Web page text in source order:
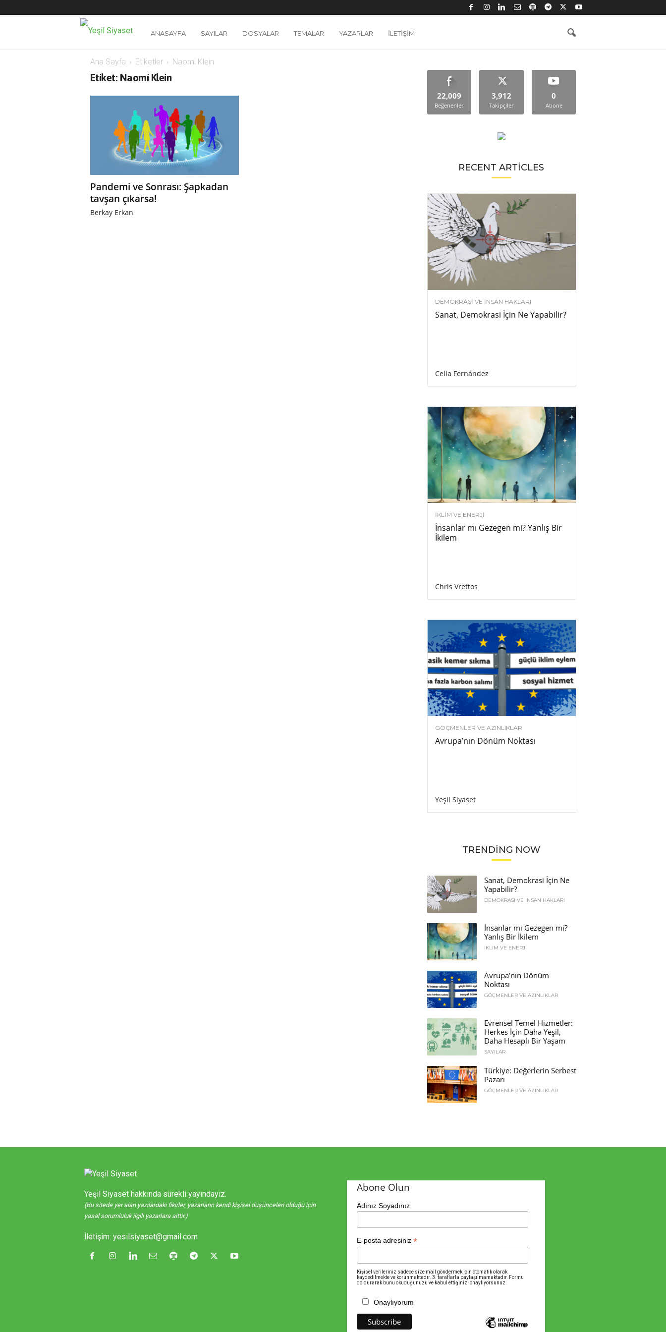
e
ş
l
S
i
y
ANASAYFA SAYILAR DOSYALAR TEMALAR YAZARLAR İLETIŞIM
Ana Sayfa Etiketler Naomi Klein
Etiket: Naomi Klein
Pandemi ve Sonrası: Şapkadan
tavşan çıkarsa!
Berkay Erkan
22,009
Beğenenler
3,912
Takipçiler
0
Abone
RECENT ARTICLES
DEMOKRASI VE İNSAN HAKLARI
Sanat, Demokrasi İçin Ne Yapabilir?
Celia Fernández
İKLIM VE ENERJI
İnsanlar mı Gezegen mi? Yanlış Bir
İkilem
Chris Vrettos
GÖÇMENLER VE AZINLIKLAR
Avrupa’nın Dönüm Noktası
Yeşil Siyaset
TRENDING NOW
Sanat, Demokrasi İçin Ne
Yapabilir?
DEMOKRASI VE İNSAN HAKLARI
İnsanlar mı Gezegen mi?
Yanlış Bir İkilem
İKLIM VE ENERJI
Avrupa’nın Dönüm
Noktası
GÖÇMENLER VE AZINLIKLAR
Evrensel Temel Hizmetler:
Herkes İçin Daha Yeşil,
Daha Hesaplı Bir Yaşam
SAYILAR
Türkiye: Değerlerin Serbest
Pazarı
GÖÇMENLER VE AZINLIKLAR
Yeşil Siyaset hakkında sürekli yayındayız.
(Bu sitede yer alan yazılardaki fikirler, yazarların kendi kişisel düşünceleri olduğu için
yasal sorumluluk ilgili yazarlara aittir.)
İletişim: yesilsiyaset@gmail.com
Abone Olun
Adınız Soyadınız
E-posta adresiniz *
Kişisel verileriniz sadece size mail göndermek için otomatik olarak
kaydedilmekte ve korunmaktadır. 3. taraflarla paylaşılmamaktadır. Formu
doldurarak bunu okuduğunuzu ve kabul ettiğinizi onaylıyorsunuz.
Onaylıyorum